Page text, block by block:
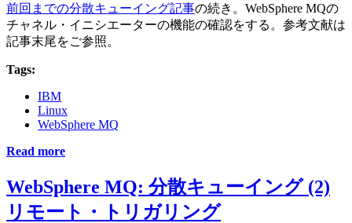
前回までの分散キューイング記事の続き。WebSphere MQの
チャネル・イニシエーターの機能の確認をする。参考文献は
記事末尾をご参照。
Tags:
IBM
Linux
WebSphere MQ
Read more
WebSphere MQ: 分散キューイング (2)
リモート・トリガリング